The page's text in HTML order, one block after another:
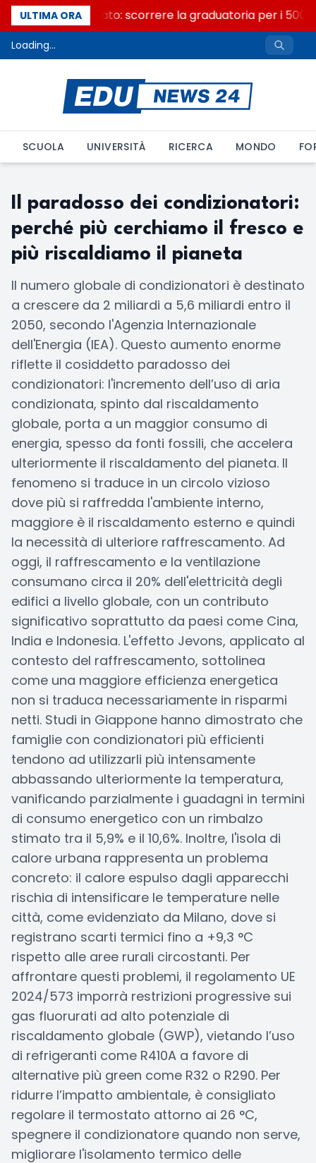
ULTIMA ORA
Consiglio di Stato: scorrere la graduatoria per i 500
Loading...
SCUOLA UNIVERSITÀ RICERCA MONDO
Il paradosso dei condizionatori:
perché più cerchiamo il fresco e
più riscaldiamo il pianeta
Il numero globale di condizionatori è destinato
a crescere da 2 miliardi a 5,6 miliardi entro il
2050, secondo l'Agenzia Internazionale
dell'Energia (IEA). Questo aumento enorme
riflette il cosiddetto paradosso dei
condizionatori: l'incremento dell’uso di aria
condizionata, spinto dal riscaldamento
globale, porta a un maggior consumo di
energia, spesso da fonti fossili, che accelera
ulteriormente il riscaldamento del pianeta. Il
fenomeno si traduce in un circolo vizioso
dove più si raffredda l'ambiente interno,
maggiore è il riscaldamento esterno e quindi
la necessità di ulteriore raffrescamento. Ad
oggi, il raffrescamento e la ventilazione
consumano circa il 20% dell'elettricità degli
edifici a livello globale, con un contributo
significativo soprattutto da paesi come Cina,
India e Indonesia. L'effetto Jevons, applicato al
contesto del raffrescamento, sottolinea
come una maggiore efficienza energetica
non si traduca necessariamente in risparmi
netti. Studi in Giappone hanno dimostrato che
famiglie con condizionatori più efficienti
tendono ad utilizzarli più intensamente
abbassando ulteriormente la temperatura,
vanificando parzialmente i guadagni in termini
di consumo energetico con un rimbalzo
stimato tra il 5,9% e il 10,6%. Inoltre, l'isola di
calore urbana rappresenta un problema
concreto: il calore espulso dagli apparecchi
rischia di intensificare le temperature nelle
città, come evidenziato da Milano, dove si
registrano scarti termici fino a +9,3 °C
rispetto alle aree rurali circostanti. Per
affrontare questi problemi, il regolamento UE
2024/573 imporrà restrizioni progressive sui
gas fluorurati ad alto potenziale di
riscaldamento globale (GWP), vietando l’uso
di refrigeranti come R410A a favore di
alternative più green come R32 o R290. Per
ridurre l’impatto ambientale, è consigliato
regolare il termostato attorno ai 26 °C,
spegnere il condizionatore quando non serve,
migliorare l'isolamento termico delle